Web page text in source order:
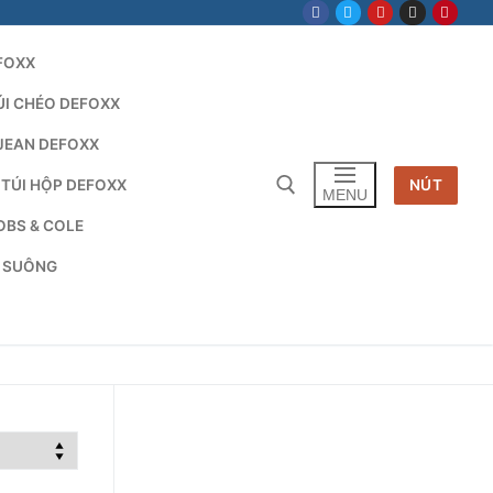
CHÉO DEFOXX
DEFOXX
HỘP DEFOXX
& COLE
Tìm kiếm cho:
MENU
NÚT